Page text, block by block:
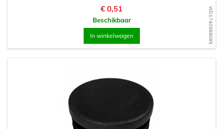
WD1740988089
Prijs
€ 0,51
Beschikbaar
In winkelwagen